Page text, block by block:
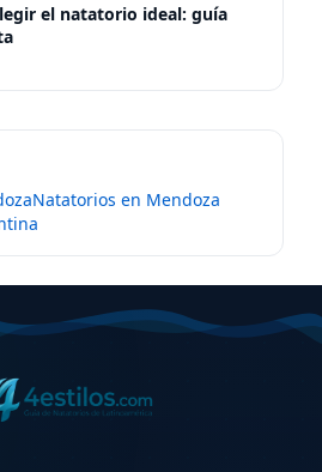
el natatorio ideal: guía
Natatorios en Mendoza